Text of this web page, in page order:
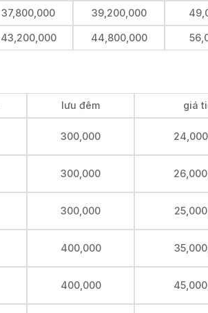
37,800,000 39,200,000
43,200,000 44,800,000
lưu đêm giá
300,000
300,000
300,000
400,000
400,000